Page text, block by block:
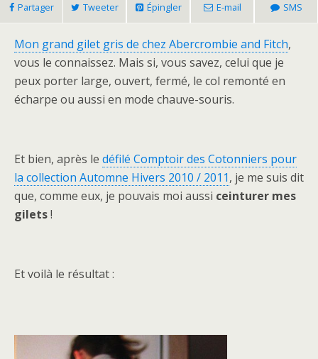
Partager Tweeter Épingler E-mail SMS
Mon grand gilet gris de chez Abercrombie and Fitch,
vous le connaissez. Mais si, vous savez, celui que je
peux porter large, ouvert, fermé, le col remonté en
écharpe ou aussi en mode chauve-souris.
Et bien, après le défilé Comptoir des Cotonniers pour
la collection Automne Hivers 2010 / 2011, je me suis dit
que, comme eux, je pouvais moi aussi ceinturer mes
gilets!
Et voilà le résultat :